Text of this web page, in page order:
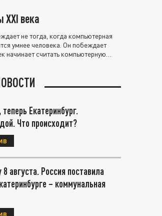
века
не тогда, когда компьютерная
умнее человека. Он побеждает
начинает считать компьютерную
Екатеринбург.
Что происходит?
8 августа. Россия поставила
– коммунальная